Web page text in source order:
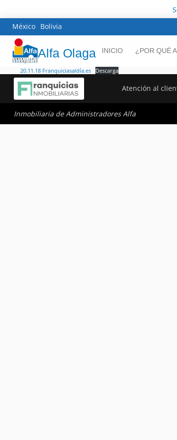
México Bolivia
Alfa Olaga INICIO ¿POR QUÉ
20.11.18 Franquiciasaldía.es Descarga
Atención al
Inmobiliaria de Administradores Alfa